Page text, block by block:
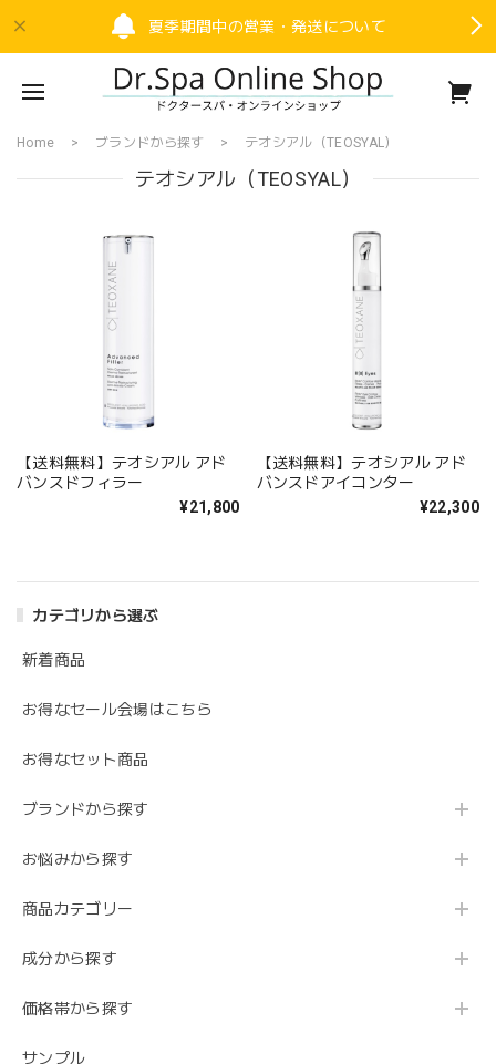
夏季期間中の営業・発送について
カテゴリから選ぶ
新着商品
お得なセール会場はこちら
お得なセット商品
ブランドから探す
お悩みから探す
商品カテゴリー
成分から探す
価格帯から探す
サンプル
Home ブランドから探す テオシアル（TEOSYAL）
テオシアル（TEOSYAL）
【送料無料】テオシアル アド
バンスドフィラー
¥21,800
【送料無料】テオシアル アド
バンスドアイコンター
¥22,300